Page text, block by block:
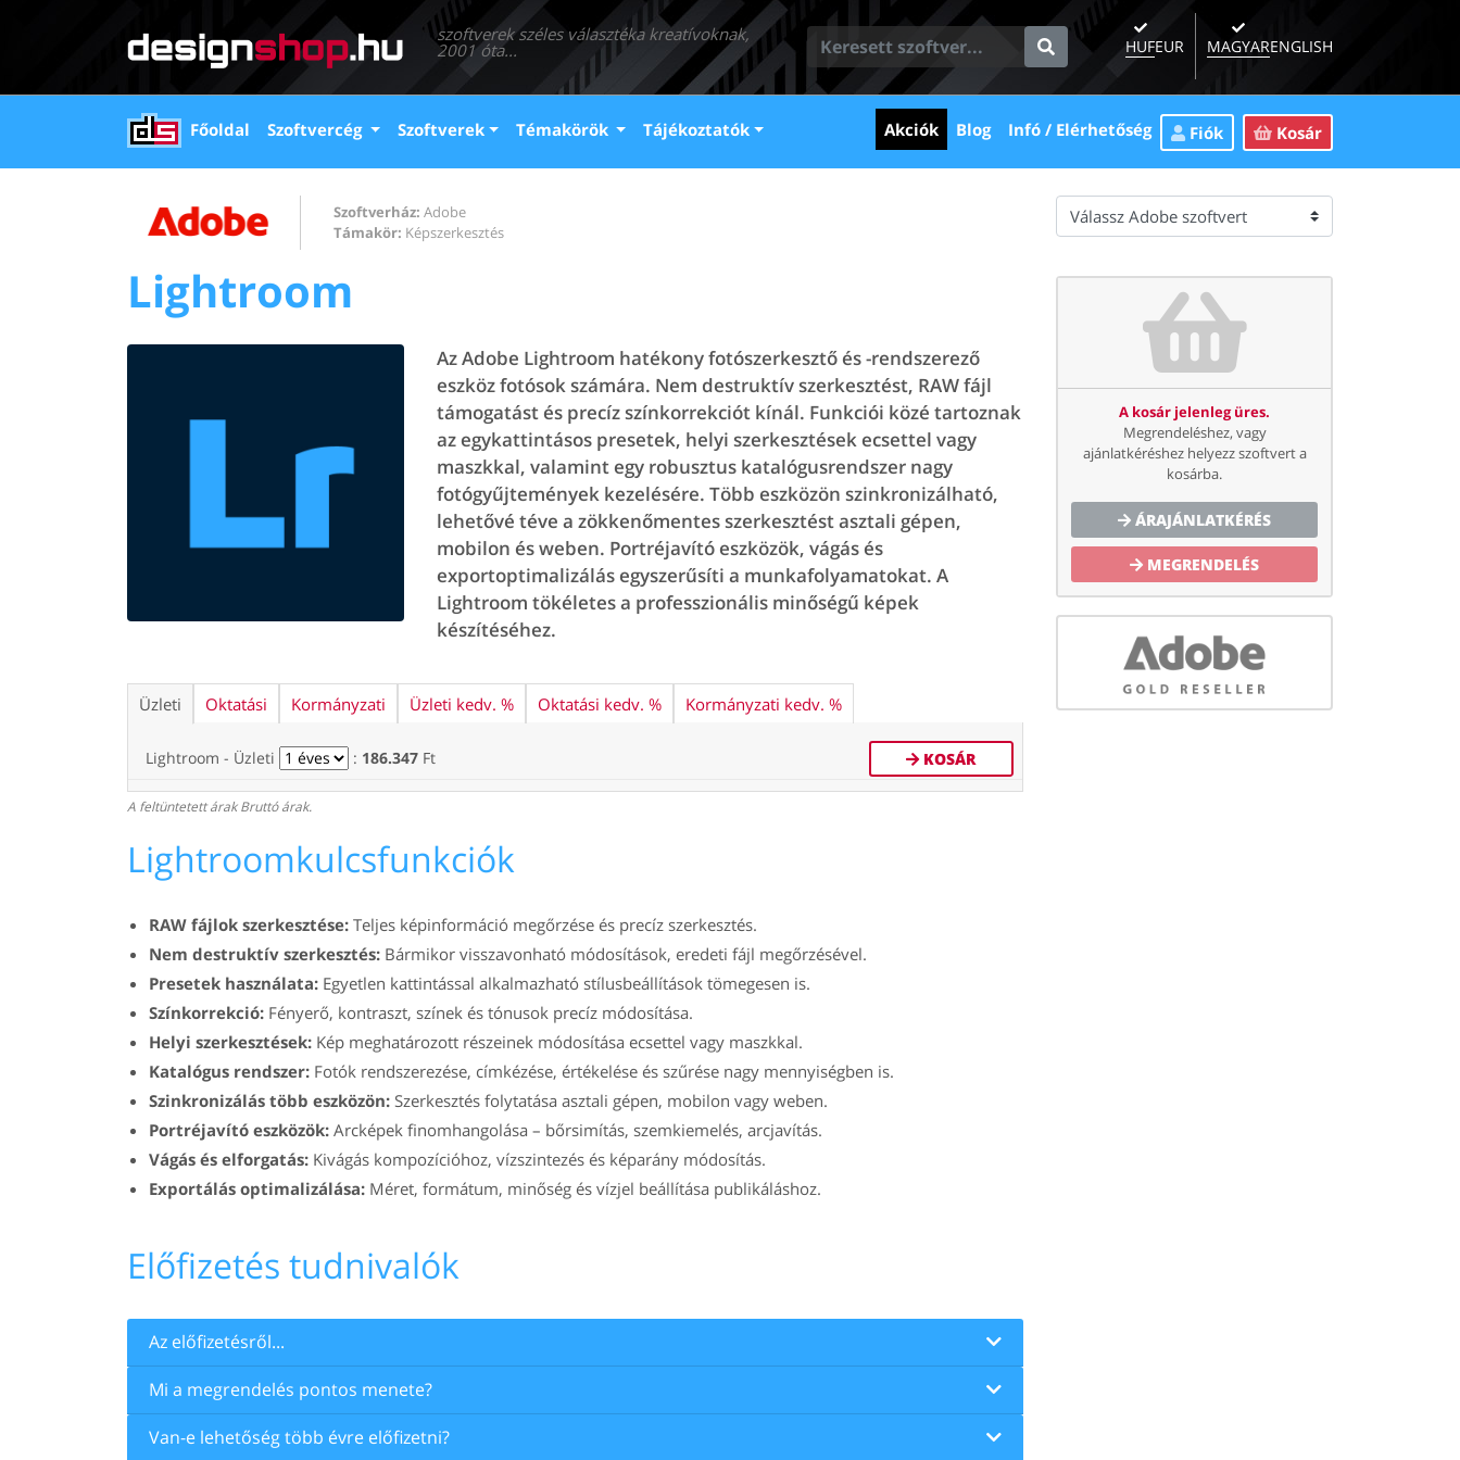
szoftverek széles választéka kreatívoknak,
2001 óta... HUFEUR MAGYARENGLISH
Főoldal (current)
Szoftvercég Szoftverek Témakörök Tájékoztatók Akciók(current)
Blog(current)
Infó / Elérhetőség(current)
Fiók Kosár
Szoftverház: Adobe
Támakör: Képszerkesztés
Lightroom
Az Adobe Lightroom hatékony fotószerkesztő és -rendszerező
eszköz fotósok számára. Nem destruktív szerkesztést, RAW fájl
támogatást és precíz színkorrekciót kínál. Funkciói közé tartoznak
az egykattintásos presetek, helyi szerkesztések ecsettel vagy
maszkkal, valamint egy robusztus katalógusrendszer nagy
fotógyűjtemények kezelésére. Több eszközön szinkronizálható,
lehetővé téve a zökkenőmentes szerkesztést asztali gépen,
mobilon és weben. Portréjavító eszközök, vágás és
exportoptimalizálás egyszerűsíti a munkafolyamatokat. A
Lightroom tökéletes a professzionális minőségű képek
készítéséhez.
Üzleti Oktatási Kormányzati Üzleti kedv. % Oktatási kedv. % Kormányzati kedv. %
Lightroom - Üzleti : 186.347 Ft KOSÁR
A feltüntetett árak Bruttó árak.
Lightroomkulcsfunkciók
RAW fájlok szerkesztése: Teljes képinformáció megőrzése és precíz szerkesztés.
Nem destruktív szerkesztés: Bármikor visszavonható módosítások, eredeti fájl megőrzésével.
Presetek használata: Egyetlen kattintással alkalmazható stílusbeállítások tömegesen is.
Színkorrekció: Fényerő, kontraszt, színek és tónusok precíz módosítása.
Helyi szerkesztések: Kép meghatározott részeinek módosítása ecsettel vagy maszkkal.
Katalógus rendszer: Fotók rendszerezése, címkézése, értékelése és szűrése nagy mennyiségben is.
Szinkronizálás több eszközön: Szerkesztés folytatása asztali gépen, mobilon vagy weben.
Portréjavító eszközök: Arcképek finomhangolása – bőrsimítás, szemkiemelés, arcjavítás.
Vágás és elforgatás: Kivágás kompozícióhoz, vízszintezés és képarány módosítás.
Exportálás optimalizálása: Méret, formátum, minőség és vízjel beállítása publikáláshoz.
Előfizetés tudnivalók
Az előfizetésről...
Mi a megrendelés pontos menete?
Van-e lehetőség több évre előfizetni?
A kosár jelenleg üres.
Megrendeléshez, vagy
ajánlatkéréshez helyezz szoftvert a
kosárba.
ÁRAJÁNLATKÉRÉS
MEGRENDELÉS